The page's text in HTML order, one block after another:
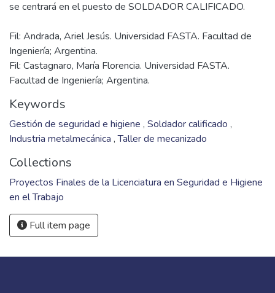
Fil: Andrada, Ariel Jesús. Universidad FASTA. Facultad de
Ingeniería; Argentina.
Fil: Castagnaro, María Florencia. Universidad FASTA.
Facultad de Ingeniería; Argentina.
Keywords
Gestión de seguridad e higiene , Soldador calificado ,
Industria metalmecánica ,Taller de mecanizado
Collections
Proyectos Finales de la Licenciatura en Seguridad e Higiene
en el Trabajo
Full item page